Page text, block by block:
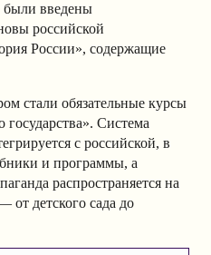
были введены
российской
России», содержащие
стали обязательные курсы
государства». Система
с российской, в
и программы, а
распространяется на
от детского сада до